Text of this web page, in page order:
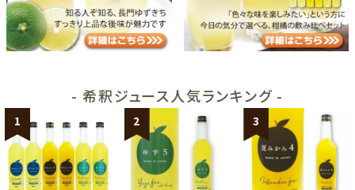
- 希釈ジュース人気ランキング -
1 2 3